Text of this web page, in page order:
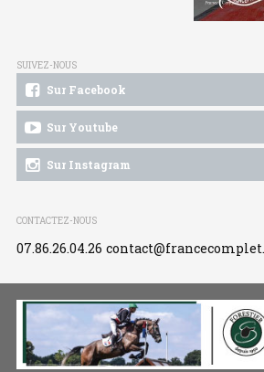
SUIVEZ-NOUS
Sur Facebook
Sur Youtube
Sur Instagram
CONTACTEZ-NOUS
07.86.26.04.26